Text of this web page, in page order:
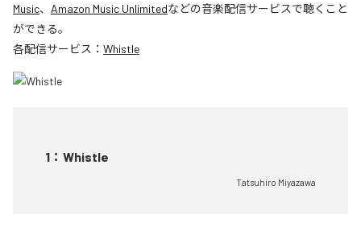
Music、 Amazon Music Unlimitedなどの音楽配信サービスで聴くこと
ができる。
各配信サービス： Whistle
1 ： Whistle
Tatsuhiro Miyazawa